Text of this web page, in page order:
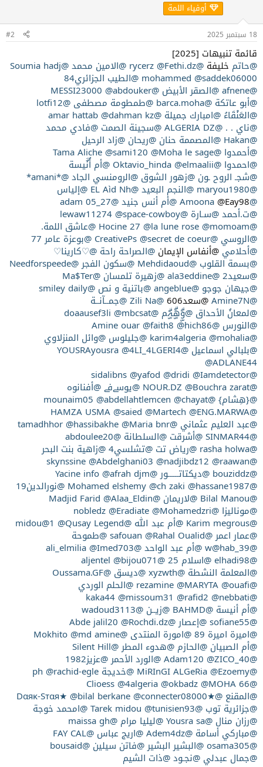
أوفياء اللمة
18 سبتمبر 2025 #2
قائمة تنبيهات [2025]
@حاتم خليفة @rycerz
@Fethi.dz @الامين محمد @Soumia hadj
mohammed @saddek06000 @الطيب الجزائري84
@afnene @الصقر الأبيض @MESSI23000
@abdouker
@أبو عاتكة @barca.moha @طمطومة مصطفى @lotfi12
@العَنْقَاءُ @امبارك جميلة @amar hattab
@dahman kz
@ناي . . @ALGERIA DZ @سجينة الصمت @فادي محمد
@Hakan @المصممة حنان @ريحان @زاد الرحيل
@أحمدوا @Tama Aliche
@sami120 @Moha le sage
@احمدوا @Oktavio_hinda
@elmaalii @أم أُنٌَيسة
@شجـ الروح ـون @زهور الشوق @الرومنسي الجاد@*amani*
@maryou1980 @النجم البعيد@EL Aìd Nh @إلياس
@Amoona
@Eay98 @أم أنس جنيد@adam 05_27
@ت.أحمد@سـارة @lewaw11274
@space-cowboy
@Hocine 27
@la lune rose @momoam @عاشق اللمة.
@الروسي @CreativePs
@secret de coeur @بوعزة عامر 77
@أحلامي @أنفاس الإيمان @الصراحة راحة @♡كارينا♡
@بسمة القلوب @Mehdidaoud @سكون الفجر@Needforspeede
@سعيد2 @ala3eddine @زهيرة تلمسان @Ma$Ter
@جيهان جوجو @angeblue @باتنية و نص @smiley daily
@Amine7N @سعد606 @Zili Na @جمــآنــة
@لمعانُ الأحداق @وۣۗهۣۗہۣۗم @doaausef3li
@mbcsat
@النورس @Amine ouar
@faith8 @hich86
@karim4algeria
@mohalia @جليلوس @وائل المنزلاوي
@بلبالي اسماعيل @YOUSRAyousra
@4LI_4LGERI4
@ADLANE44
@sidalibns
@yafod @dridi @Iamdetector
@NOUR.DZ
@Bouchra zarat @يوسےفے@أفنانوه
@{هِشام}@mounaim05
@abdellahtlemcen @chayat
@HAMZA USMA
@saied @Martech @ENG.MARWA
@عبد العليم عثماني @tamadhhor
@hassibakhe @Maria bnr
@SINMAR44 @أشرقت @السلطانة @abdoulee20
@rasha holwa @رياض تت @تشلسي4 @زاهية بنت البحر
@skynssine
@Abdelghani03 @nadjibdz12 @raawan
@bouziddz @ديكتاتــــــور@Yacine info
@afrah djm
@Mohamed elshemy
@ch zaki @hassane1987 @نورالدين19
@Bilal Manou @لاريمان @Madjid Farid
@Alaa_Eldin
@موناليزا @nobledz
@Eradiate @Mohamedzri
@Karim megrous @أم عبد الله @midou@1
@Qusay Legend
@عمار اعمر@safouan
@Rahal Oualid @طموحة
@w@hab_39 @أم عبد الواحد@ali_elmilia
@Imed703
@elhadi98 @اسلام 25 @aljentel
@bijou071
@المعلمة النشطة @xyzwth @ديسق @Oussama.GF
@rezamine
@MARYTA @ouafi @الحلم الوردي
@kaka44
@missoum31 @rafid2 @nebbati
@أم أنيسة @BAHMD @زيــن @wadoud3113
@sofiane55 @إعصار@Abde jalil20
@Rochdi.dz
@اميرة اميرة 89 @امورة المنتدى @Mokhito
@md amine
@أم الصبيان @الحازم @هدوء المطر@Silent Hill
@Adam120
@ZICO_40 @الورد الأحمر@عزيز1982
@MiRInGI ALGeRia
@Ezoemy @خديجة ph @rachid-egle
@Clioess
@4algeria @okbadz @MOHA 66
@المقنع @★Dαяĸ-Sтαя★
@bilal berkane @connecter08000
@جزائرية توب @Tarek midou
@tunisien93 @امحمد خوجة
@رزان منال @Yousra sa @ليليا مرام @maissa gh
@مباركي أسامة @Adem4dz @اريج عباس @FAY CAL
@osama305 @البشير البشير@فاتن سيلين @bousaid
@جمال عبدلي @نجـود@ذات الشيم